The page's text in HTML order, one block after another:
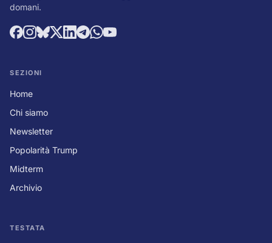
domani.
SEZIONI
Home
Chi siamo
Newsletter
Popolarità Trump
Midterm
Archivio
TESTATA